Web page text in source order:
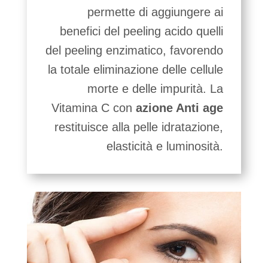
permette di aggiungere ai
benefici del peeling acido quelli
del peeling enzimatico, favorendo
la totale eliminazione delle cellule
morte e delle impurità. La
Vitamina C conazione Anti age
restituisce alla pelle idratazione,
elasticità e luminosità.